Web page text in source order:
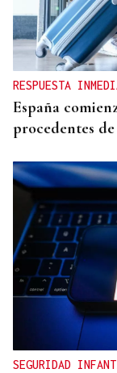
RESPUESTA
España
procedentes
SEGURIDAD